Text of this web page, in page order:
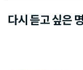
다시 듣고 싶은